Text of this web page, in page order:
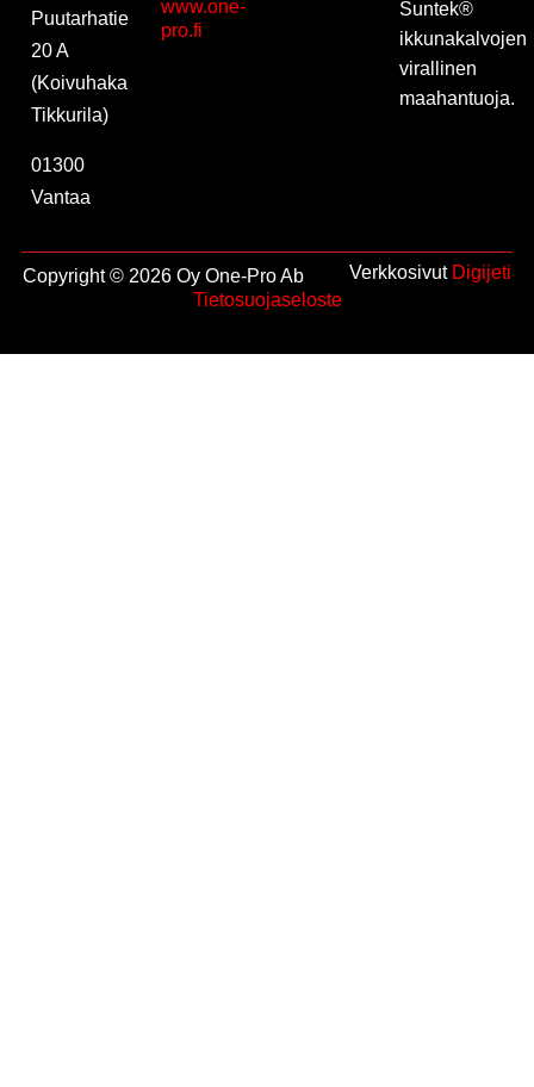
Puutarhatie
20 A
(Koivuhaka
Tikkurila)
01300
Vantaa
www.one-
pro.fi
Suntek®
ikkunakalvojen
virallinen
maahantuoja.
Copyright © 2026 Oy One-Pro Ab
Tietosuojaseloste
Verkkosivut Digijeti